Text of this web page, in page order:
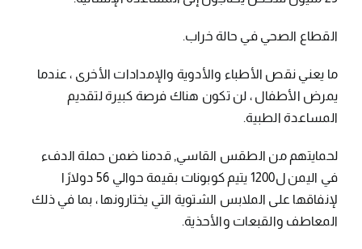
القطاع الصحي في حالة خراب.
ما يعني نقص الأطباء والأدوية والإمدادات الأخرى ، عندما
يمرض الأطفال ، لن تكون هناك فرصة كبيرة لتقديم
المساعدة الطبية.
لحمايتهم من الطقس القاسي, قدمنا ضمن حملة الدفء
في اليمن ل​​1200 يتيم كوبونات بقيمة حوالي 56 دولارًا
لإنفاقها على الملابس الشتوية التي يختارونها ، بما في ذلك
المعاطف والقبعات والأحذية.